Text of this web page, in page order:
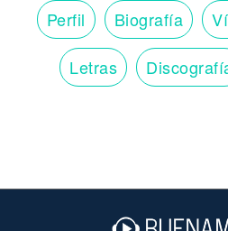
Perfil Biografía
Letras